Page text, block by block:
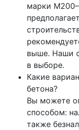
марки
выше. Наши
в выборе.
Какие
бетона?
Вы можете
способом:
также